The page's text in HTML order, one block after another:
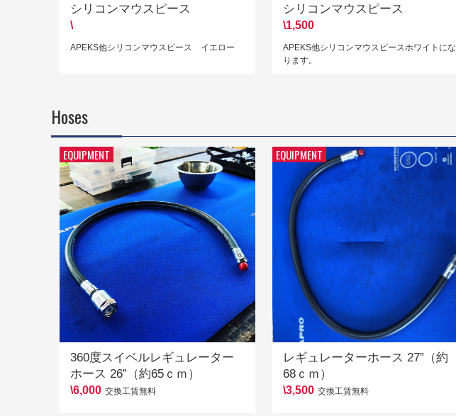
シリコンマウスピース
\
APEKS他シリコンマウスピース イエロー
シリコンマウスピース
\1,500
APEKS他シリコンマウスピースホワイトにな
ります。
Hoses
EQUIPMENT
360度スイベルレギュレーター
ホース 26”（約65ｃｍ）
\6,000 交換工賃無料
EQUIPMENT
レギュレーターホース 27”（約
68ｃｍ）
\3,500 交換工賃無料